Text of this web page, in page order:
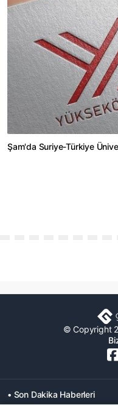
Şam'da Suriye-Türkiye
© Copyright
• Son Dakika Haberleri